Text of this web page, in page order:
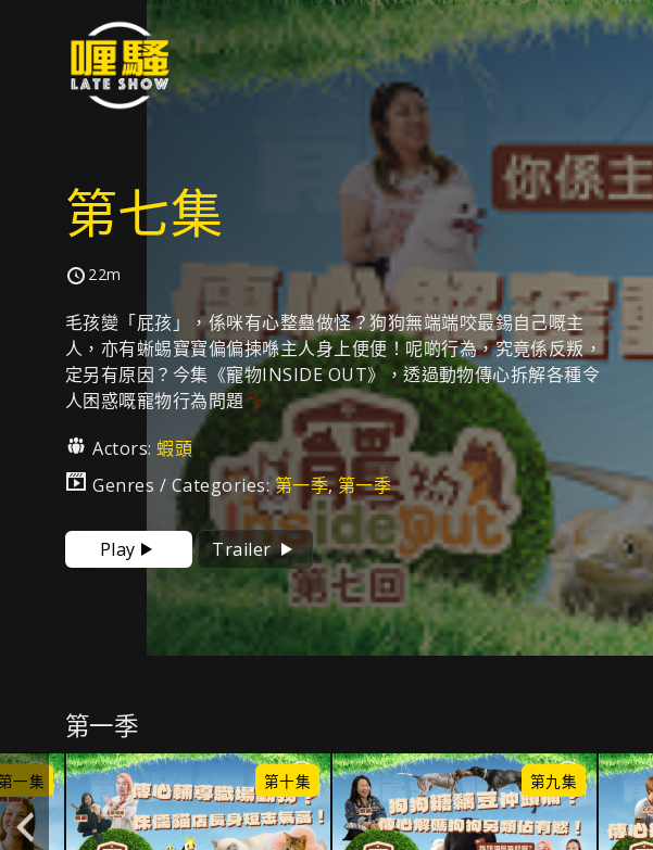
第七集
22m
毛孩變「屁孩」，係咪有心整蠱做怪？狗狗無端端咬最錫自己嘅主
人，亦有蜥蜴寶寶偏偏揀喺主人身上便便！呢啲行為，究竟係反叛，
定另有原因？今集《寵物INSIDE OUT》，透過動物傳心拆解各種令
人困惑嘅寵物行為問題
Actors:蝦頭
Genres / Categories:第一季,第一季
Play Trailer
第一季
一集 第十集 第九集